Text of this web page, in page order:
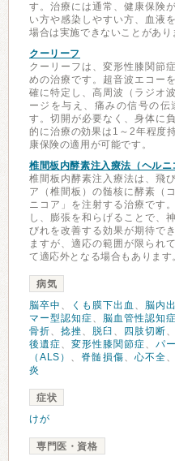
す。治療には通常、健康保険
い方や感染しやすい方、血液
場合は実施できないことがあり
クーリーフ
クーリーフは、変形性膝関節
めの治療です。超音波エコー
確に特定し、高周波（ラジオ
ージを与え、痛みの信号の伝
す。切開が必要なく、身体に
的に治療の効果は1～2年程度
康保険の適用が可能です。
椎間板内酵素注入療法（ヘルニ
椎間板内酵素注入療法は、飛
ア（椎間板）の髄核に酵素（
ニコア」を注射する治療です
し、膨張を和らげることで、
びれを改善する効果が期待で
ますが、適応の範囲が限られ
て適応外となる場合もあります
病気
脳卒中 、 くも膜下出血 、 脳内
マー型認知症、 脳血管性認知症
骨折、 捻挫、 脱臼 、 四肢切断、
後遺症、 変形性膝関節症、 パ
（ALS） 、 脊髄損傷、 心不全
炎
症状
けが
専門医・資格